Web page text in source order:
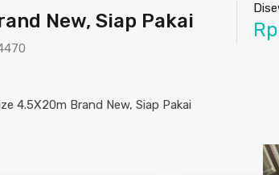
New, Siap Pakai